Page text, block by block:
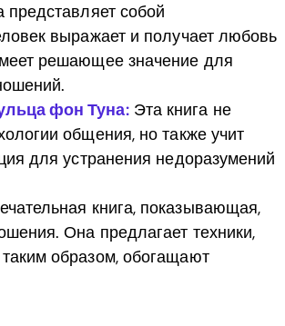
представляет собой
выражает и получает любовь
решающее значение для
фон Туна:Эта книга не
общения, но также учит
для устранения недоразумений
книга, показывающая,
Она предлагает техники,
образом, обогащают